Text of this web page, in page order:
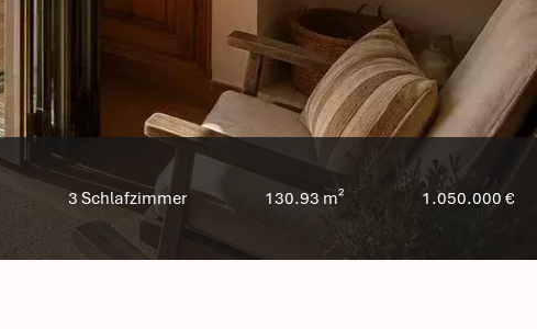
3 Schlafzimmer 130.93 m² 1.050.000 €